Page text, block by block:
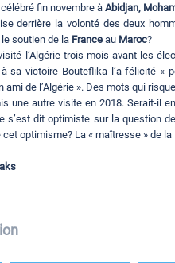
fin novembre à Abidjan,
derrière la volonté des deux
soutien de la France au Maroc?
l’Algérie trois mois avant les
sa victoire Bouteflika l’a félicité «
de l’Algérie ». Des mots qui
une autre visite en 2018. Serait-il
s’est dit optimiste sur la question
cet optimisme? La « maîtresse » de